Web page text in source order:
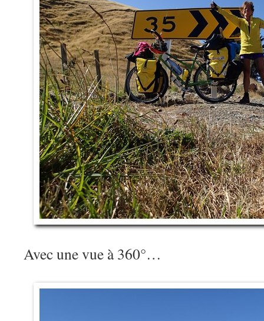
Avec une vue à 360°…